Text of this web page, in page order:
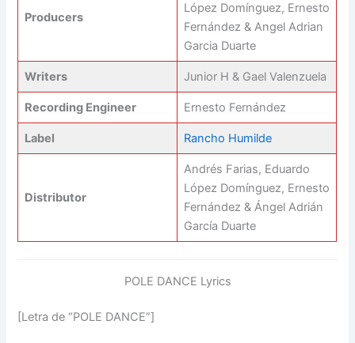
Producers
López Domínguez, Ernesto
Fernández & Angel Adrian
Garcia Duarte
Writers Junior H & Gael Valenzuela
Recording Engineer Ernesto Fernández
Label Rancho Humilde
Distributor
Andrés Farias, Eduardo
López Domínguez, Ernesto
Fernández & Ángel Adrián
García Duarte
POLE DANCE Lyrics
[Letra de “POLE DANCE”]